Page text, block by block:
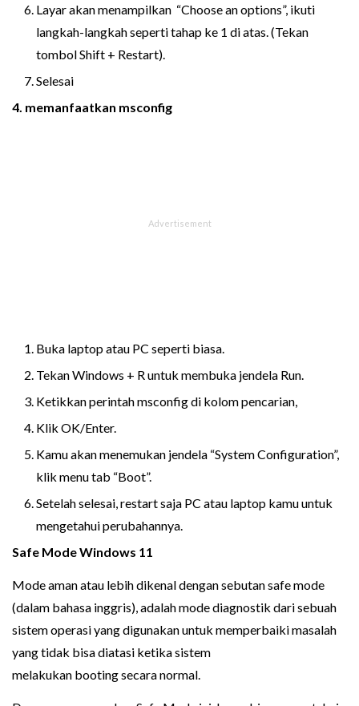
Layar akan menampilkan “Choose an options”, ikuti
langkah-langkah seperti tahap ke 1 di atas. (Tekan
tombol Shift + Restart).
Selesai
4. memanfaatkan msconfig
Buka laptop atau PC seperti biasa.
Tekan Windows + R untuk membuka jendela Run.
Ketikkan perintah msconfig di kolom pencarian,
Klik OK/Enter.
Kamu akan menemukan jendela “System Configuration”,
klik menu tab “Boot”.
Setelah selesai, restart saja PC atau laptop kamu untuk
mengetahui perubahannya.
Safe Mode Windows 11
Mode aman atau lebih dikenal dengan sebutan safe mode
(dalam bahasa inggris), adalah mode diagnostik dari sebuah
sistem operasi yang digunakan untuk memperbaiki masalah
yang tidak bisa diatasi ketika sistem
melakukan booting secara normal.